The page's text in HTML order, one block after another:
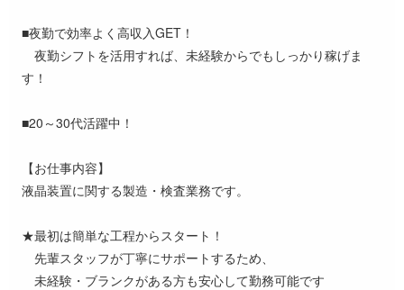
■夜勤で効率よく高収入GET！
夜勤シフトを活用すれば、未経験からでもしっかり稼げま
す！
■20～30代活躍中！
【お仕事内容】
液晶装置に関する製造・検査業務です。
★最初は簡単な工程からスタート！
先輩スタッフが丁寧にサポートするため、
未経験・ブランクがある方も安心して勤務可能です